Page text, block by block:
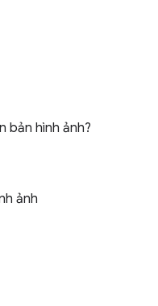
bản hình ảnh?
ảnh